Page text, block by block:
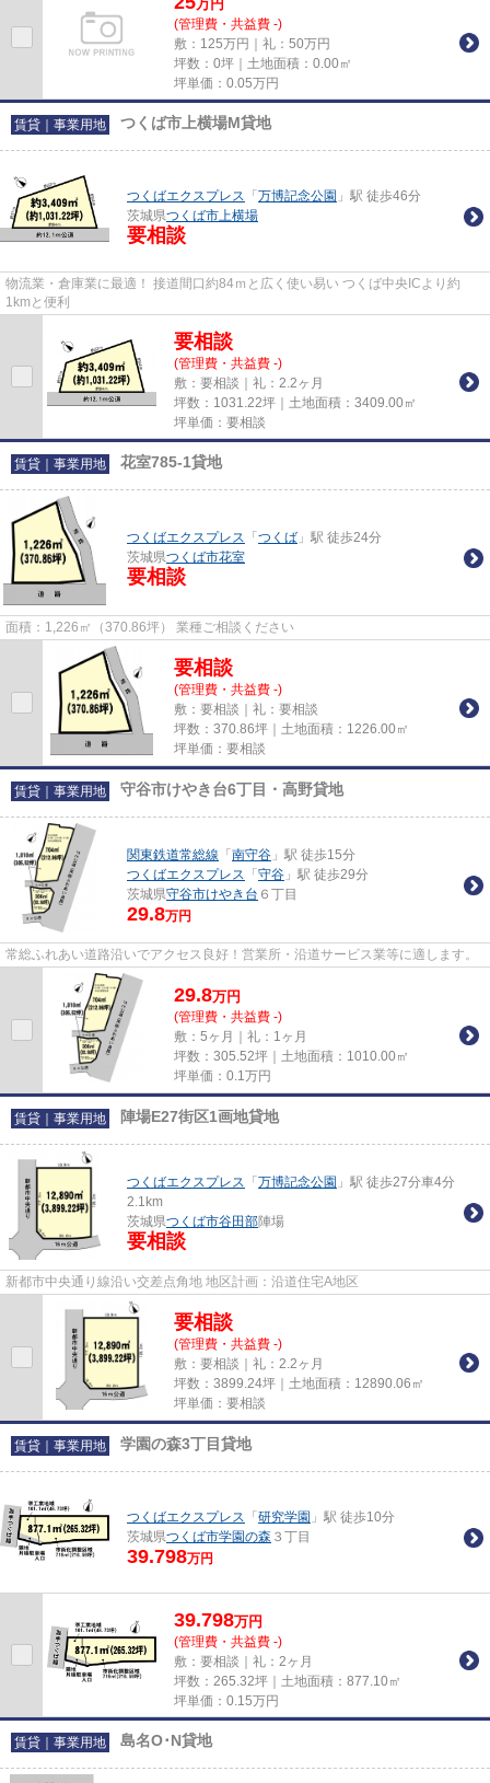
万 円
(管理費・共益費 -)
敷：125万円｜礼：50万円
坪数：0坪｜土地面積：0.00㎡
坪単価： 0.05万円
賃貸｜事業用地 つくば市上横場M貸地
つくばエクスプレス 「 万博記念公園 」駅 徒歩46分
茨城県つくば市上横場
要相談
物流業・倉庫業に最適！ 接道間口約84ｍと広く使い易い つくば中央ICより約
1kmと便利
要相談
(管理費・共益費 -)
敷：要相談｜礼：2.2ヶ月
坪数：1031.22坪｜土地面積：3409.00㎡
坪単価：要相談
賃貸｜事業用地 花室785-1貸地
つくばエクスプレス 「 つくば 」駅 徒歩24分
茨城県つくば市花室
要相談
面積：1,226㎡（370.86坪） 業種ご相談ください
要相談
(管理費・共益費 -)
敷：要相談｜礼：要相談
坪数：370.86坪｜土地面積：1226.00㎡
坪単価：要相談
賃貸｜事業用地 守谷市けやき台6丁目・高野貸地
関東鉄道常総線 「 南守谷 」駅 徒歩15分
つくばエクスプレス 「 守谷 」駅 徒歩29分
茨城県守谷市けやき台 ６丁目
29.8万円
常総ふれあい道路沿いでアクセス良好！営業所・沿道サービス業等に適します。
29.8万円
(管理費・共益費 -)
敷：5ヶ月｜礼：1ヶ月
坪数：305.52坪｜土地面積：1010.00㎡
坪単価： 0.1万円
賃貸｜事業用地 陣場E27街区1画地貸地
つくばエクスプレス 「 万博記念公園 」駅 徒歩27分車4分
2.1km
茨城県つくば市谷田部陣場
要相談
新都市中央通り線沿い交差点角地 地区計画：沿道住宅A地区
要相談
(管理費・共益費 -)
敷：要相談｜礼：2.2ヶ月
坪数：3899.24坪｜土地面積：12890.06㎡
坪単価：要相談
賃貸｜事業用地 学園の森3丁目貸地
つくばエクスプレス 「 研究学園 」駅 徒歩10分
茨城県つくば市学園の森 ３丁目
39.798万円
39.798万円
(管理費・共益費 -)
敷：要相談｜礼：2ヶ月
坪数：265.32坪｜土地面積：877.10㎡
坪単価： 0.15万円
賃貸｜事業用地 島名O･N貸地